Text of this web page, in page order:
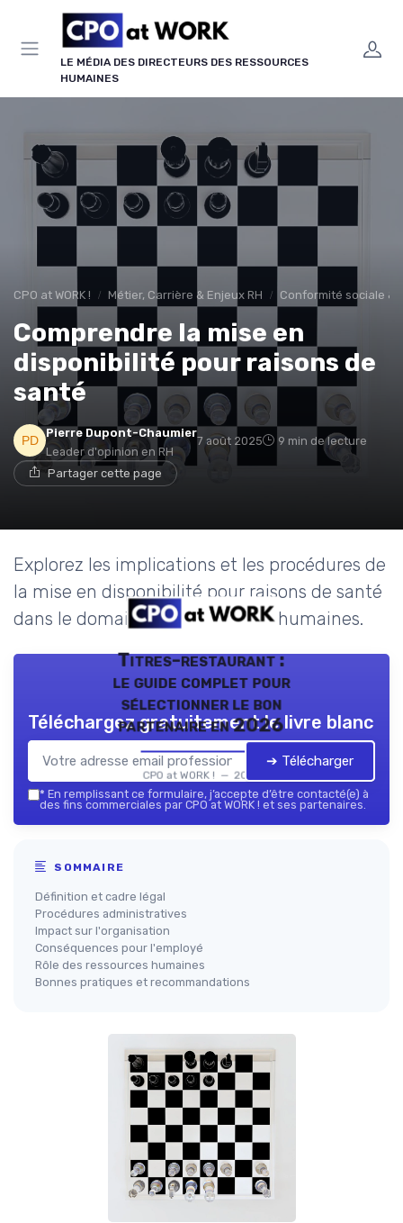
LE MÉDIA DES DIRECTEURS DES RESSOURCES
HUMAINES
CPO at WORK ! Métier, Carrière & Enjeux RH Conformité sociale &
Comprendre la mise en
disponibilité pour raisons de
santé
Pierre Dupont-Chaumier
Leader d'opinion en RH
7 août 2025 9 min de lecture
Partager cette page
Explorez les implications et les procédures de
la mise en disponibilité pour raisons de santé
dans le domaine des ressources humaines.
Titres-restaurant :
le guide complet pour
sélectionner le bon
partenaire en 2026
CPO at WORK ! — 2026
Téléchargez gratuitement le livre blanc
➔ Télécharger
* En remplissant ce formulaire, j’accepte d’être contacté(e) à
des fins commerciales par CPO at WORK ! et ses partenaires.
SOMMAIRE
Définition et cadre légal
Procédures administratives
Impact sur l'organisation
Conséquences pour l'employé
Rôle des ressources humaines
Bonnes pratiques et recommandations
Panneau de gestion des cookies